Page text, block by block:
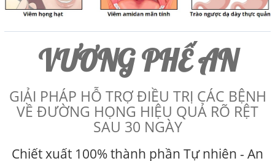
VƯƠNG PHẾ AN
GIẢI PHÁP HỖ TRỢ ĐIỀU TRỊ CÁC BỆNH
VỀ ĐƯỜNG HỌNG HIỆU QUẢ RÕ RỆT
SAU 30 NGÀY
Chiết xuất 100% thành phần Tự nhiên - An